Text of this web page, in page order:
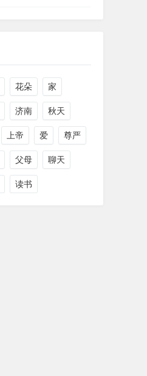
花朵 家
济南 秋天
上帝 爱 尊严
父母 聊天
读书